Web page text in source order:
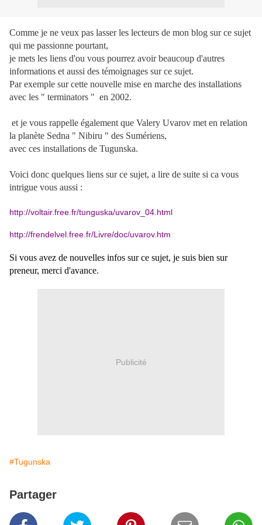
Comme je ne veux pas lasser les lecteurs de mon blog sur ce sujet
qui me passionne pourtant,
je mets les liens d'ou vous pourrez avoir beaucoup d'autres
informations et aussi des témoignages sur ce sujet.
Par exemple sur cette nouvelle mise en marche des installations
avec les " terminators " en 2002.
et je vous rappelle également que Valery Uvarov met en relation
la planète Sedna " Nibiru " des Sumériens,
avec ces installations de Tugunska.
Voici donc quelques liens sur ce sujet, a lire de suite si ca vous
intrigue vous aussi :
http://voltair.free.fr/tunguska/uvarov_04.html
http://frendelvel.free.fr/Livre/doc/uvarov.htm
Si vous avez de nouvelles infos sur ce sujet, je suis bien sur
preneur, merci d'avance.
Publicité
#Tugunska
Partager